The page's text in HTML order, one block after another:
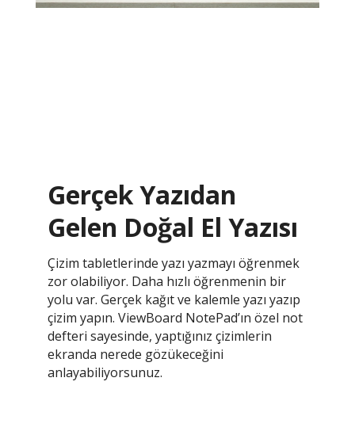
Gerçek Yazıdan
Gelen Doğal El Yazısı
Çizim tabletlerinde yazı yazmayı öğrenmek
zor olabiliyor. Daha hızlı öğrenmenin bir
yolu var. Gerçek kağıt ve kalemle yazı yazıp
çizim yapın. ViewBoard NotePad’ın özel not
defteri sayesinde, yaptığınız çizimlerin
ekranda nerede gözükeceğini
anlayabiliyorsunuz.